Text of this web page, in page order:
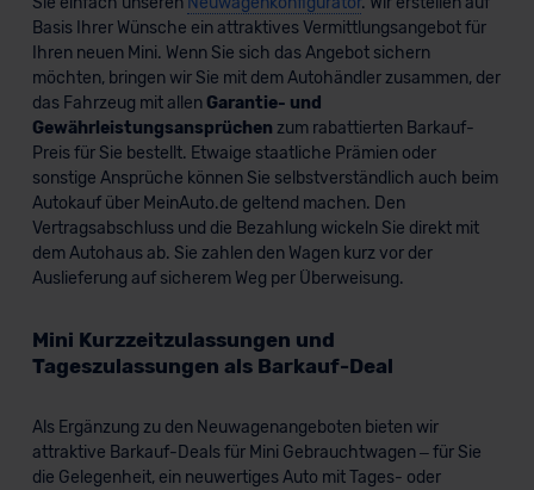
Datenschutzerklärung|Impressum
Basis Ihrer Wünsche ein attraktives Vermittlungsangebot für
Ihren neuen Mini. Wenn Sie sich das Angebot sichern
möchten, bringen wir Sie mit dem Autohändler zusammen, der
das Fahrzeug mit allen Garantie- und
Gewährleistungsansprüchen zum rabattierten Barkauf-
Preis für Sie bestellt. Etwaige staatliche Prämien oder
sonstige Ansprüche können Sie selbstverständlich auch beim
Autokauf über MeinAuto.de geltend machen. Den
Vertragsabschluss und die Bezahlung wickeln Sie direkt mit
dem Autohaus ab. Sie zahlen den Wagen kurz vor der
Auslieferung auf sicherem Weg per Überweisung.
Mini Kurzzeitzulassungen und
Tageszulassungen als Barkauf-Deal
Als Ergänzung zu den Neuwagenangeboten bieten wir
attraktive Barkauf-Deals für Mini Gebrauchtwagen – für Sie
die Gelegenheit, ein neuwertiges Auto mit Tages- oder